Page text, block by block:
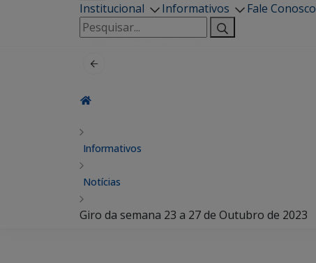
Institucional Informativos
Fale Conosco
Pesquisar
por:
Informativos
Notícias
Giro da semana 23 a 27 de Outubro de 2023